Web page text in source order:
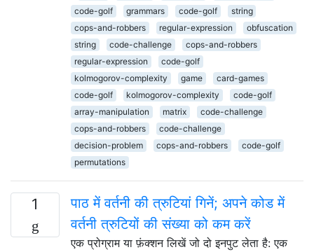
code-golf
grammars code-golf
string
cops-and-robbers
regular-expression
obfuscation
string
code-challenge
cops-and-robbers
regular-expression
code-golf
kolmogorov-complexity
game
card-games
code-golf
kolmogorov-complexity
code-golf
array-manipulation
matrix
code-challenge
cops-and-robbers
code-challenge
decision-problem
cops-and-robbers
code-golf
permutations
1
पाठ में वर्तनी की त्रुटियां गिनें; अपने कोड में
वर्तनी त्रुटियों की संख्या को कम करें
एक प्रोग्राम या फ़ंक्शन लिखें जो दो इनपुट लेता है: एक